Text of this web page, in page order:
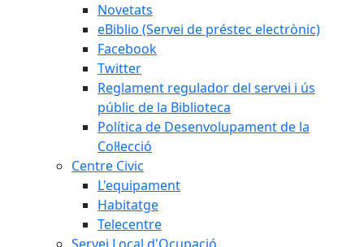
Novetats
eBiblio (Servei de préstec electrònic)
Facebook
Twitter
Reglament regulador del servei i ús
públic de la Biblioteca
Política de Desenvolupament de la
Col·lecció
Centre Civic
L'equipament
Habitatge
Telecentre